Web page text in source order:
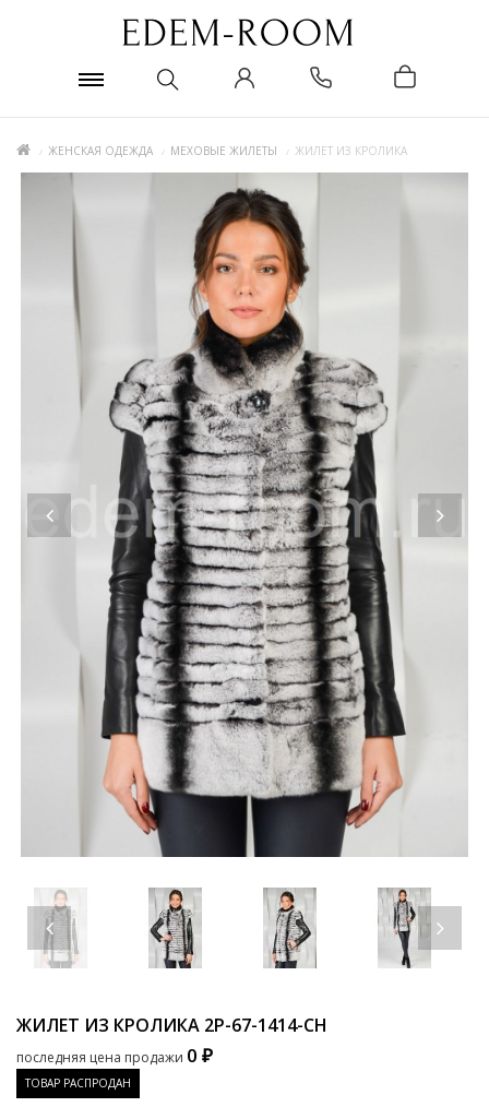
ЖЕНСКАЯ ОДЕЖДА МЕХОВЫЕ ЖИЛЕТЫ ЖИЛЕТ ИЗ КРОЛИКА
ЖИЛЕТ ИЗ КРОЛИКА 2P-67-1414-CH
последняя цена продажи 0 ₽
ТОВАР РАСПРОДАН